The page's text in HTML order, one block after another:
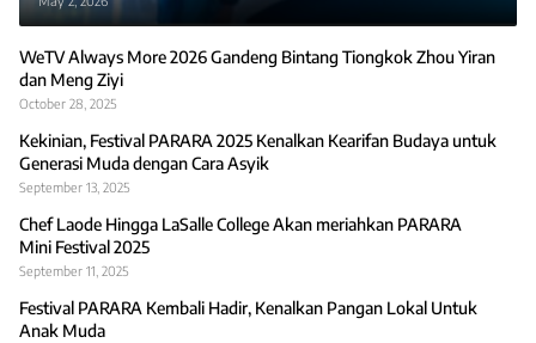
WeTV Always More 2026 Gandeng Bintang Tiongkok Zhou Yiran
dan Meng Ziyi
October 28, 2025
Kekinian, Festival PARARA 2025 Kenalkan Kearifan Budaya untuk
Generasi Muda dengan Cara Asyik
September 13, 2025
Chef Laode Hingga LaSalle College Akan meriahkan PARARA
Mini Festival 2025
September 11, 2025
Festival PARARA Kembali Hadir, Kenalkan Pangan Lokal Untuk
Anak Muda